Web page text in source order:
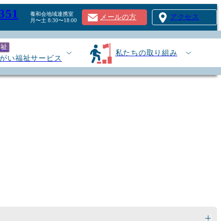
養和会地域連携室
月〜土 8:30〜18:00
メールの方 アクセス
い福祉サービス
私たちの取り組み